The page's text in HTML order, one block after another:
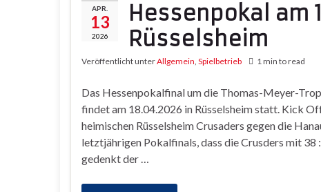
APR.
13
2026
Hessenpokal am
Rüsselsheim
Veröffentlicht unterAllgemein, Spielbetrieb 1 min to read
Das Hessenpokalfinal um die Thomas-Meyer-
findet am 18.04.2026 in Rüsselsheim statt. Kick
heimischen Rüsselsheim Crusaders gegen die
letztjährigen Pokalfinals, dass die Crusders mit
gedenkt der …